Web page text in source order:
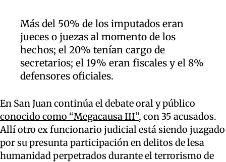
Más del 50% de los imputados eran
jueces o juezas al momento de los
hechos; el 20% tenían cargo de
secretarios; el 19% eran fiscales y el 8%
defensores oficiales.
En San Juan continúa el debate oral y público
conocido como “Megacausa III”, con 35 acusados.
Allí otro ex funcionario judicial está siendo juzgado
por su presunta participación en delitos de lesa
humanidad perpetrados durante el terrorismo de